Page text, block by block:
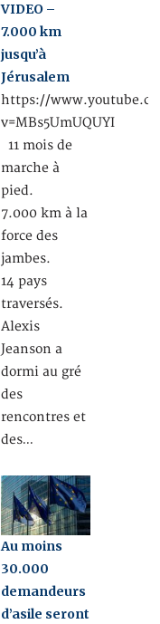
VIDEO –
7.000 km
jusqu’à
Jérusalem
https://
v=MBs5UmUQUYI
11 mois de
marche à
pied.
7.000 km à la
force des
jambes.
14 pays
traversés.
Alexis
Jeanson a
dormi au gré
des
rencontres et
des…
Au moins
30.000
demandeurs
d’asile seront